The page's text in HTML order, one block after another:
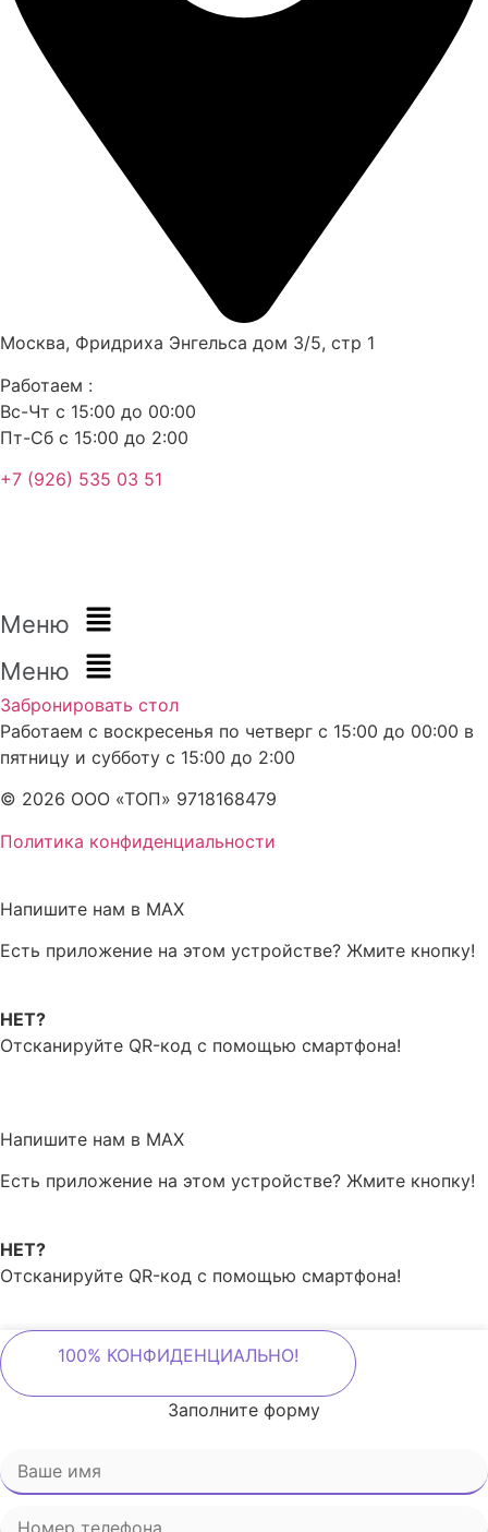
Москва, Фридриха Энгельса дом 3/5, стр 1
Работаем :
Вс-Чт с 15:00 до 00:00
Пт-Сб с 15:00 до 2:00
+7 (926) 535 03 51
Меню
Меню
Забронировать стол
Работаем с воскресенья по четверг с 15:00 до 00:00 в
пятницу и субботу с 15:00 до 2:00
© 2026 ООО «ТОП» 9718168479
Политика конфиденциальности
Напишите нам в MAX
Есть приложение на этом устройстве? Жмите кнопку!
НЕТ?
Отсканируйте QR-код с помощью смартфона!
Напишите нам в MAX
Есть приложение на этом устройстве? Жмите кнопку!
НЕТ?
Отсканируйте QR-код с помощью смартфона!
100% КОНФИДЕНЦИАЛЬНО!
Заполните форму